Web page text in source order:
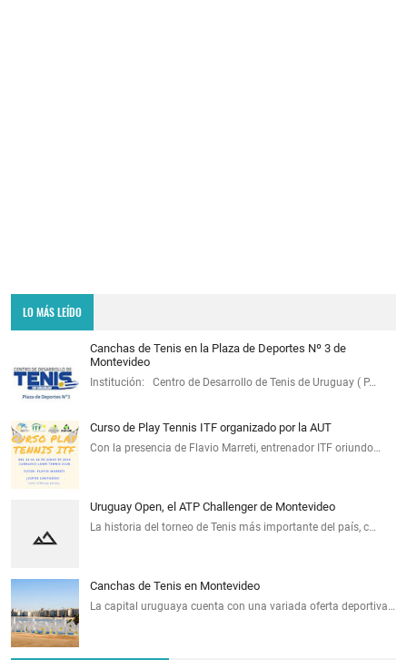
LO MÁS LEÍDO
Canchas de Tenis en la Plaza de Deportes Nº 3 de
Montevideo
Institución: Centro de Desarrollo de Tenis de Uruguay ( P…
Curso de Play Tennis ITF organizado por la AUT
Con la presencia de Flavio Marreti, entrenador ITF oriundo…
Uruguay Open, el ATP Challenger de Montevideo
La historia del torneo de Tenis más importante del país, c…
Canchas de Tenis en Montevideo
La capital uruguaya cuenta con una variada oferta deportiva…